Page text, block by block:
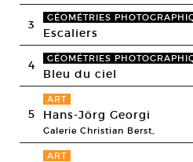
3 GÉOMÉTRIES
Escaliers
4 GÉOMÉTRIES
Bleu du ciel
5
ART
Hans-Jörg Georgi
Galerie Christian Berst,
ART